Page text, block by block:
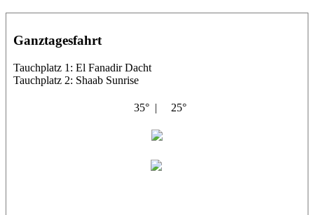
Ganztagesfahrt
Tauchplatz 1: El Fanadir Dacht
Tauchplatz 2: Shaab Sunrise
35° | 25°